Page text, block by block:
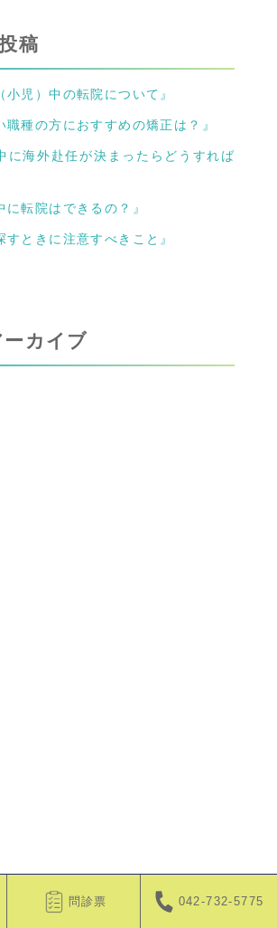
問診票 042-732-5775
稿
小児）中の転院について』
職種の方におすすめの矯正は？』
に海外赴任が決まったらどうすれば
に転院はできるの？』
すときに注意すべきこと』
ーカイブ